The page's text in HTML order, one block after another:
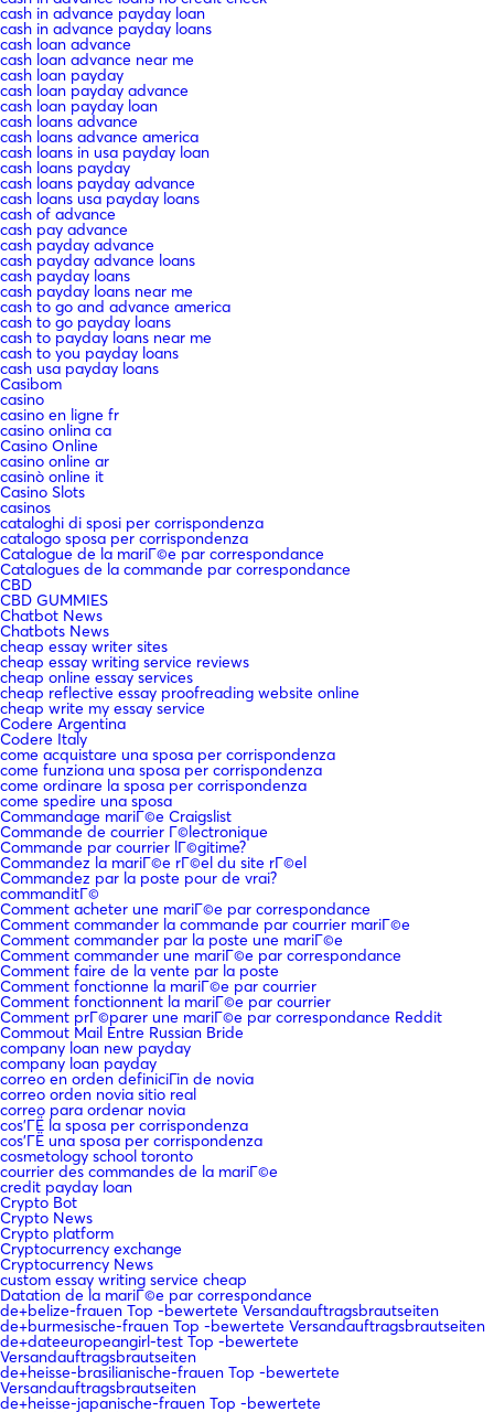
cash in advance payday loan
cash in advance payday loans
cash loan advance
cash loan advance near me
cash loan payday
cash loan payday advance
cash loan payday loan
cash loans advance
cash loans advance america
cash loans in usa payday loan
cash loans payday
cash loans payday advance
cash loans usa payday loans
cash of advance
cash pay advance
cash payday advance
cash payday advance loans
cash payday loans
cash payday loans near me
cash to go and advance america
cash to go payday loans
cash to payday loans near me
cash to you payday loans
cash usa payday loans
Casibom
casino
casino en ligne fr
casino onlina ca
Casino Online
casino online ar
casinò online it
Casino Slots
casinos
cataloghi di sposi per corrispondenza
catalogo sposa per corrispondenza
Catalogue de la mariГ©e par correspondance
Catalogues de la commande par correspondance
CBD
CBD GUMMIES
Chatbot News
Chatbots News
cheap essay writer sites
cheap essay writing service reviews
cheap online essay services
cheap reflective essay proofreading website online
cheap write my essay service
Codere Argentina
Codere Italy
come acquistare una sposa per corrispondenza
come funziona una sposa per corrispondenza
come ordinare la sposa per corrispondenza
come spedire una sposa
Commandage mariГ©e Craigslist
Commande de courrier Г©lectronique
Commande par courrier lГ©gitime?
Commandez la mariГ©e rГ©el du site rГ©el
Commandez par la poste pour de vrai?
commanditГ©
Comment acheter une mariГ©e par correspondance
Comment commander la commande par courrier mariГ©e
Comment commander par la poste une mariГ©e
Comment commander une mariГ©e par correspondance
Comment faire de la vente par la poste
Comment fonctionne la mariГ©e par courrier
Comment fonctionnent la mariГ©e par courrier
Comment prГ©parer une mariГ©e par correspondance Reddit
Commout Mail Entre Russian Bride
company loan new payday
company loan payday
correo en orden definiciГіn de novia
correo orden novia sitio real
correo para ordenar novia
cos'ГЁ la sposa per corrispondenza
cos'ГЁ una sposa per corrispondenza
cosmetology school toronto
courrier des commandes de la mariГ©e
credit payday loan
Crypto Bot
Crypto News
Crypto platform
Cryptocurrency exchange
Cryptocurrency News
custom essay writing service cheap
Datation de la mariГ©e par correspondance
de+belize-frauen Top -bewertete Versandauftragsbrautseiten
de+burmesische-frauen Top -bewertete Versandauftragsbrautseiten
de+dateeuropeangirl-test Top -bewertete
Versandauftragsbrautseiten
de+heisse-brasilianische-frauen Top -bewertete
Versandauftragsbrautseiten
de+heisse-japanische-frauen Top -bewertete